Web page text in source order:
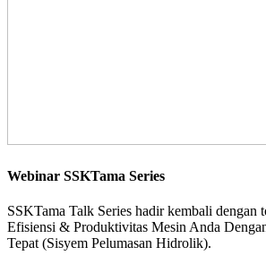
Webinar SSKTama Series
SSKTama Talk Series hadir kembali dengan
Efisiensi & Produktivitas Mesin Anda
Tepat (Sisyem Pelumasan Hidrolik).